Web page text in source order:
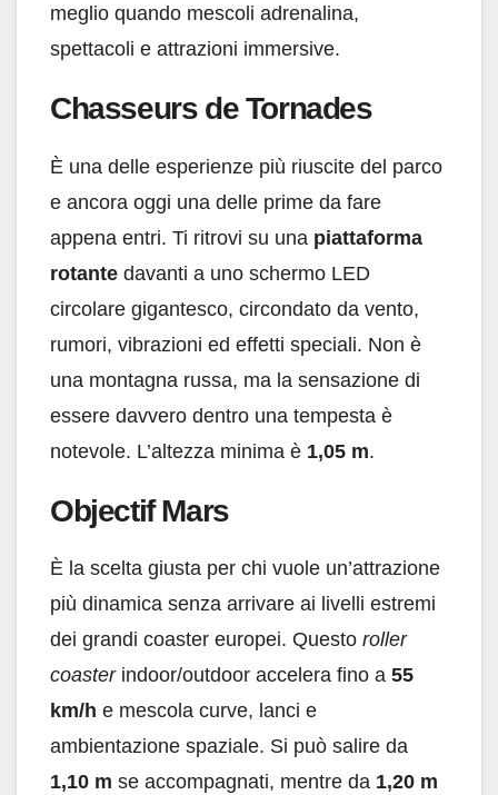
meglio quando mescoli adrenalina,
spettacoli e attrazioni immersive.
Chasseurs de Tornades
È una delle esperienze più riuscite del parco
e ancora oggi una delle prime da fare
appena entri. Ti ritrovi su una piattaforma
rotante davanti a uno schermo LED
circolare gigantesco, circondato da vento,
rumori, vibrazioni ed effetti speciali. Non è
una montagna russa, ma la sensazione di
essere davvero dentro una tempesta è
notevole. L’altezza minima è 1,05 m.
Objectif Mars
È la scelta giusta per chi vuole un’attrazione
più dinamica senza arrivare ai livelli estremi
dei grandi coaster europei. Questo roller
coasterindoor/outdoor accelera fino a 55
km/h e mescola curve, lanci e
ambientazione spaziale. Si può salire da
1,10 m se accompagnati, mentre da 1,20 m